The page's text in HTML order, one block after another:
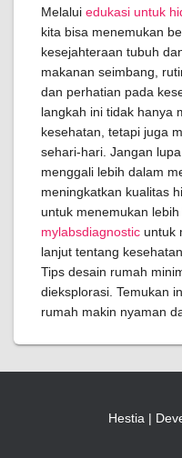
Melalui edukasi untuk
kita bisa menemukan
kesejahteraan tubuh
makanan seimbang,
dan perhatian pada
langkah ini tidak hanya
kesehatan, tetapi juga
sehari-hari. Jangan
menggali lebih dalam
meningkatkan kualitas
untuk menemukan
mylabsdiagnostic untuk
lanjut tentang
Tips desain rumah
dieksplorasi. Temukan
rumah makin nyaman
Hestia |